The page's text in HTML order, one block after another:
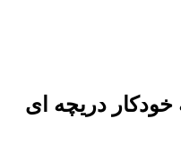
دریچه ای